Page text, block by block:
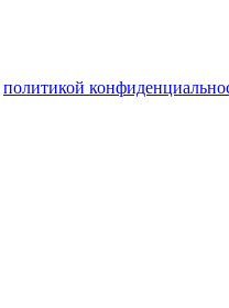
политикой